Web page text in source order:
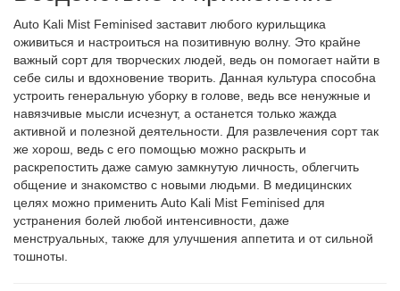
Auto Kali Mist Feminised заставит любого курильщика
оживиться и настроиться на позитивную волну. Это крайне
важный сорт для творческих людей, ведь он помогает найти в
себе силы и вдохновение творить. Данная культура способна
устроить генеральную уборку в голове, ведь все ненужные и
навязчивые мысли исчезнут, а останется только жажда
активной и полезной деятельности. Для развлечения сорт так
же хорош, ведь с его помощью можно раскрыть и
раскрепостить даже самую замкнутую личность, облегчить
общение и знакомство с новыми людьми. В медицинских
целях можно применить Auto Kali Mist Feminised для
устранения болей любой интенсивности, даже
менструальных, также для улучшения аппетита и от сильной
тошноты.